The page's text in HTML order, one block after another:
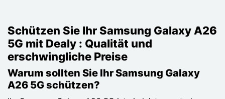
Schützen Sie Ihr Samsung Galaxy A26
5G mit Dealy : Qualität und
erschwingliche Preise
Warum sollten Sie Ihr Samsung Galaxy
A26 5G schützen?